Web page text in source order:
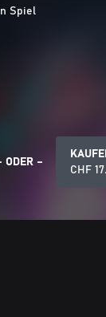
Spiel
ODER –
CHF